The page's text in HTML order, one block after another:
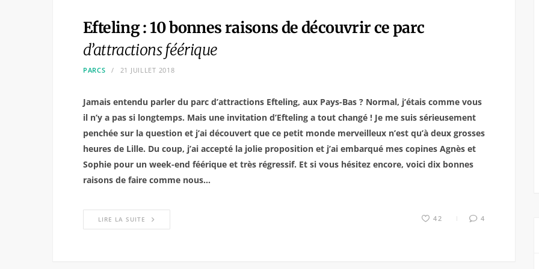
Efteling : 10 bonnes raisons de découvrir ce parc
d’attractions féérique
PARCS 21 JUILLET 2018
Jamais entendu parler du parc d’attractions Efteling, aux Pays-Bas ? Normal, j’étais comme vous
il n’y a pas si longtemps. Mais une invitation d’Efteling a tout changé ! Je me suis sérieusement
penchée sur la question et j’ai découvert que ce petit monde merveilleux n’est qu’à deux grosses
heures de Lille. Du coup, j’ai accepté la jolie proposition et j’ai embarqué mes copines Agnès et
Sophie pour un week-end féérique et très régressif. Et si vous hésitez encore, voici dix bonnes
raisons de faire comme nous…
LIRE LA SUITE 42 4